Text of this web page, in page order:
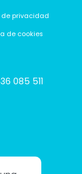
privacidad
de cookies
085 511